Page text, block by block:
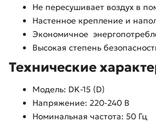
Не пересушивает воздух
Настенное крепление и
Экономичное
Высокая степень
Технические
Модель: DK-15 (D)
Напряжение: 220-240 В
Номинальная частота: 50 Гц